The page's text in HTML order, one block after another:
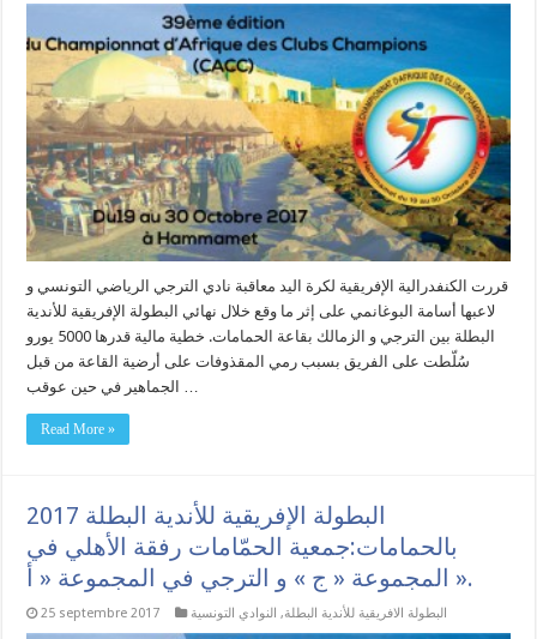
قررت الكنفدرالية الإفريقية لكرة اليد معاقبة نادي الترجي الرياضي التونسي و
لاعبها أسامة البوغانمي على إثر ما وقع خلال نهائي البطولة الإفريقية للأندية
البطلة بين الترجي و الزمالك بقاعة الحمامات. خطية مالية قدرها 5000 يورو
سُلّطت على الفريق بسبب رمي المقذوفات على أرضية القاعة من قبل
Read More »
البطولة الإفريقية للأندية البطلة 2017
بالحمامات:جمعية الحمّامات رفقة الأهلي في
المجموعة « ج » و الترجي في المجموعة « أ ».
25 septembre 2017 البطولة الافريقية للأندية البطلة, النوادي التونسية